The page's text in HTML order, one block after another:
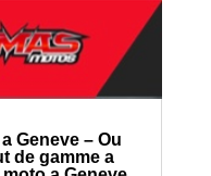
Geneve – Ou
de gamme a